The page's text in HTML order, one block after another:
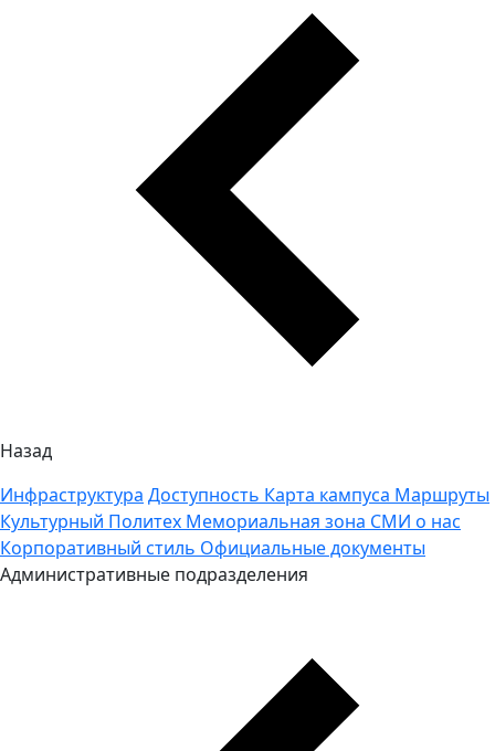
Назад
Инфраструктура Доступность Карта кампуса Маршруты
Культурный Политех Мемориальная зона СМИ о нас
Корпоративный стиль Официальные документы
Административные подразделения